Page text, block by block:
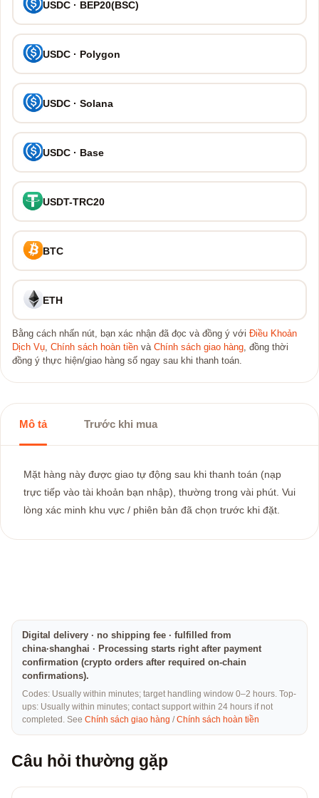
USDC · BEP20(BSC)
USDC · Polygon
USDC · Solana
USDC · Base
USDT-TRC20
BTC
ETH
Bằng cách nhấn nút, bạn xác nhận đã đọc và đồng ý với Điều Khoản
Dịch Vụ, Chính sách hoàn tiền và Chính sách giao hàng, đồng thời
đồng ý thực hiện/giao hàng số ngay sau khi thanh toán.
Mô tả Trước khi mua
Mặt hàng này được giao tự động sau khi thanh toán (nạp
trực tiếp vào tài khoản bạn nhập), thường trong vài phút. Vui
lòng xác minh khu vực / phiên bản đã chọn trước khi đặt.
Digital delivery · no shipping fee · fulfilled from
china·shanghai · Processing starts right after payment
confirmation (crypto orders after required on-chain
confirmations).
Codes: Usually within minutes; target handling window 0–2 hours. Top-
ups: Usually within minutes; contact support within 24 hours if not
completed. See Chính sách giao hàng /Chính sách hoàn tiền
Câu hỏi thường gặp